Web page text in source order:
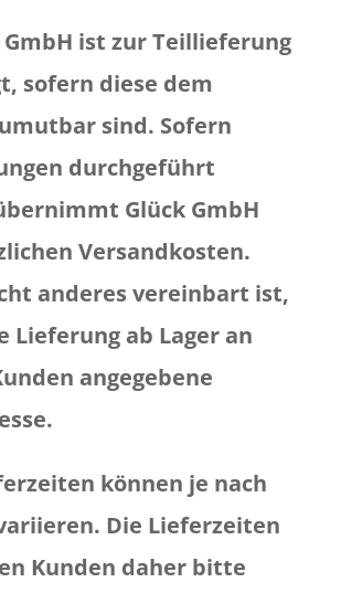
GmbH ist zur Teillieferung
sofern diese dem
sind. Sofern
durchgeführt
Glück GmbH
Versandkosten.
anderes vereinbart ist,
Lieferung ab Lager an
angegebene
können je nach
Die Lieferzeiten
Kunden daher bitte